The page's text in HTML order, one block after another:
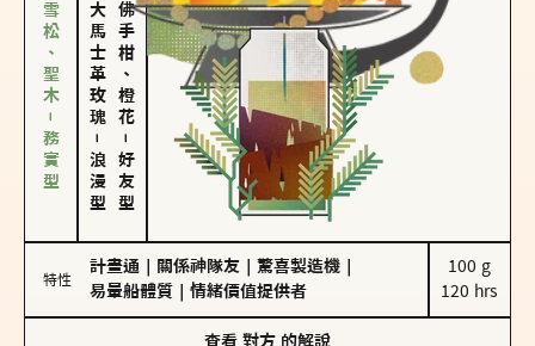
雪松、聖木－務實型 大馬士革玫瑰
－
浪漫型
佛手柑、橙花
－
好友型
特性
計畫通 關係神隊友 驚喜製造機
易暈船體質
情緒價值提供者
100 g
120 hrs
查看 對方 的解說